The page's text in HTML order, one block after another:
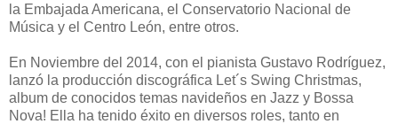
la Embajada Americana, el Conservatorio Nacional de
Música y el Centro León, entre otros.
En Noviembre del 2014, con el pianista Gustavo Rodríguez,
lanzó la producción discográfica Let´s Swing Christmas,
album de conocidos temas navideños en Jazz y Bossa
Nova! Ella ha tenido éxito en diversos roles, tanto en